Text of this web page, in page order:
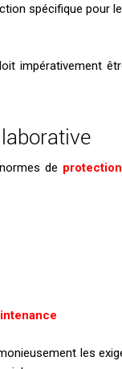
spécifique pour
impérativement
de
les